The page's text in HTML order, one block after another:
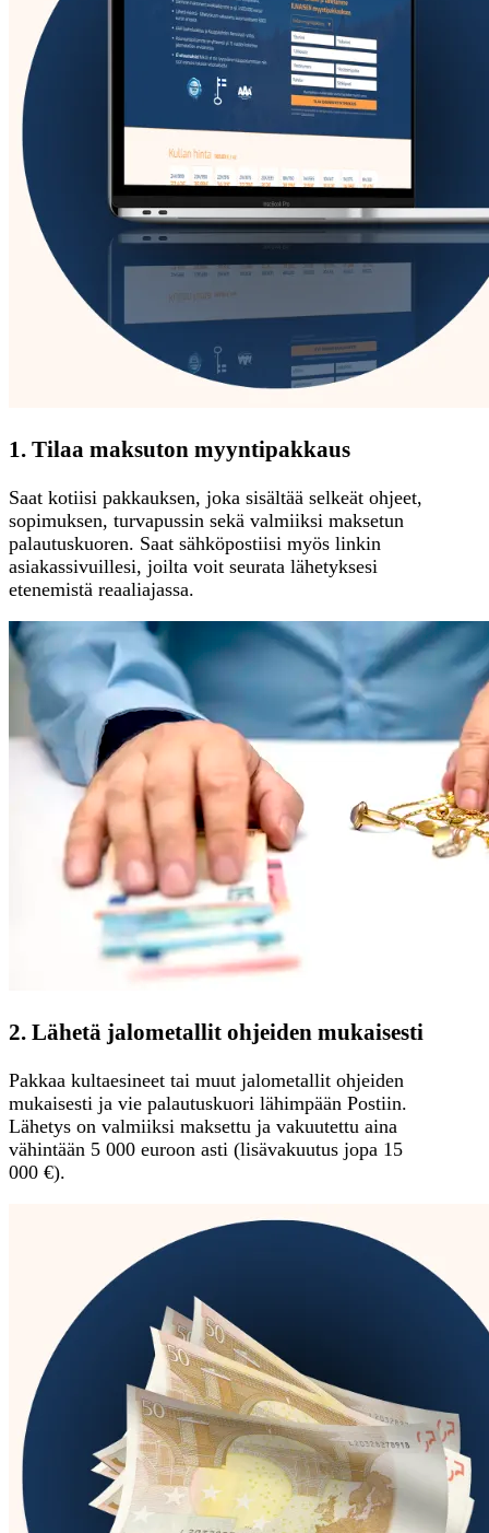
1. Tilaa maksuton myyntipakkaus
Saat kotiisi pakkauksen, joka sisältää selkeät ohjeet,
sopimuksen, turvapussin sekä valmiiksi maksetun
palautuskuoren. Saat sähköpostiisi myös linkin
asiakassivuillesi, joilta voit seurata lähetyksesi
etenemistä reaaliajassa.
2. Lähetä jalometallit ohjeiden mukaisesti
Pakkaa kultaesineet tai muut jalometallit ohjeiden
mukaisesti ja vie palautuskuori lähimpään Postiin.
Lähetys on valmiiksi maksettu ja vakuutettu aina
vähintään 5 000 euroon asti (lisävakuutus jopa 15
000 €).